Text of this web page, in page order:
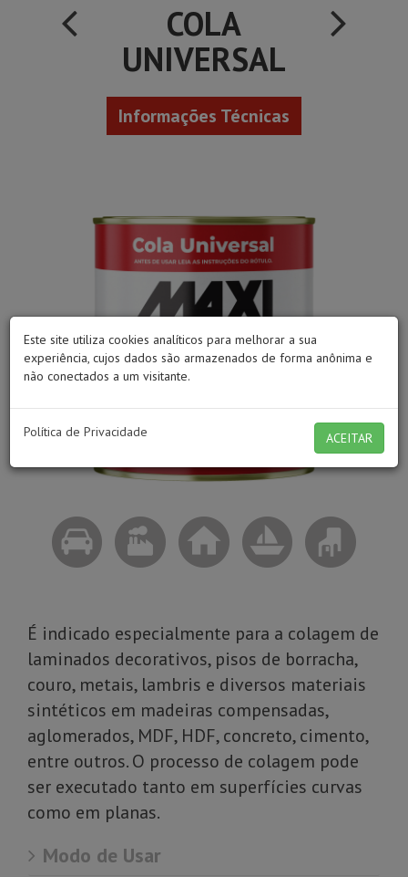
COLA
UNIVERSAL
Informações Técnicas
É indicado especialmente para a colagem de
laminados decorativos, pisos de borracha,
couro, metais, lambris e diversos materiais
sintéticos em madeiras compensadas,
aglomerados, MDF, HDF, concreto, cimento,
entre outros. O processo de colagem pode
ser executado tanto em superfícies curvas
como em planas.
Modo de Usar
Este site utiliza cookies analíticos para melhorar a sua
experiência, cujos dados são armazenados de forma anônima e
não conectados a um visitante.
Política de Privacidade ACEITAR